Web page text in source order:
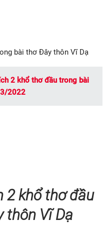
bài thơ Đây thôn Vĩ Dạ
2 khổ thơ đầu trong bài
2022
2 khổ thơ đầu
thôn Vĩ Dạ